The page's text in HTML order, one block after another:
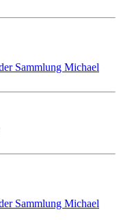
Sammlung Michael
Sammlung Michael